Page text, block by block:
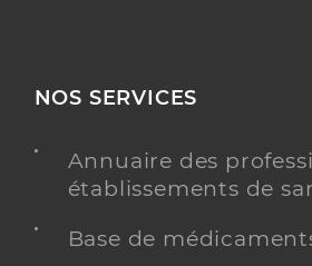
NOS SERVICES
Annuaire des
établissements de
Base de